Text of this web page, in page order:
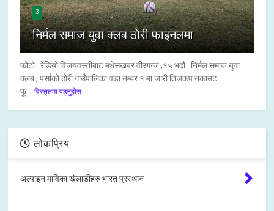
3
निर्मल समाज युवा क्लब ठोरी फाइनलमा
फोटो : रेडियो विजयवस्तीबाट मधेसखबर वीरगन्ज ,१५ भदौं : निर्मल समाज युवा
क्लब , पर्साको ठोरी गाउँपालिका वडा नम्बर १ मा जारी तिजकप नकाउट
फू...
विस्तृतमा पढ्नुहोस
लोकप्रिय
अल्पाइन माविका खेलाडीहरु भारत प्रस्थान